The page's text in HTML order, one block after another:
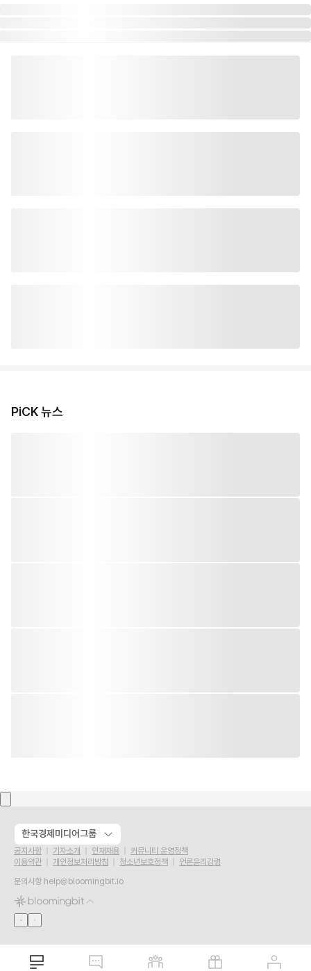
PiCK 뉴스
한국경제미디어그룹
공지사항 기자소개 인재채용
커뮤니티 운영정책
이용약관
개인정보처리방침 청소년보호정책
언론윤리강령
문의사항 help@bloomingbit.io